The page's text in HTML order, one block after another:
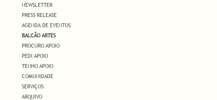
NEWSLETTER
PRESS RELEASE
AGENDA DE EVENTOS
BALCÃO ARTES
PROCURO APOIO
PEDI APOIO
TENHO APOIO
COMUNIDADE
SERVIÇOS
ARQUIVO